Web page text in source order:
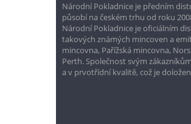
Národní Pokladnice je předním
působí na českém trhu od roku
Národní Pokladnice je oficiálním
takových známých mincoven a
mincovna, Pařížská mincovna,
Perth. Společnost svým
a v prvotřídní kvalitě, což je